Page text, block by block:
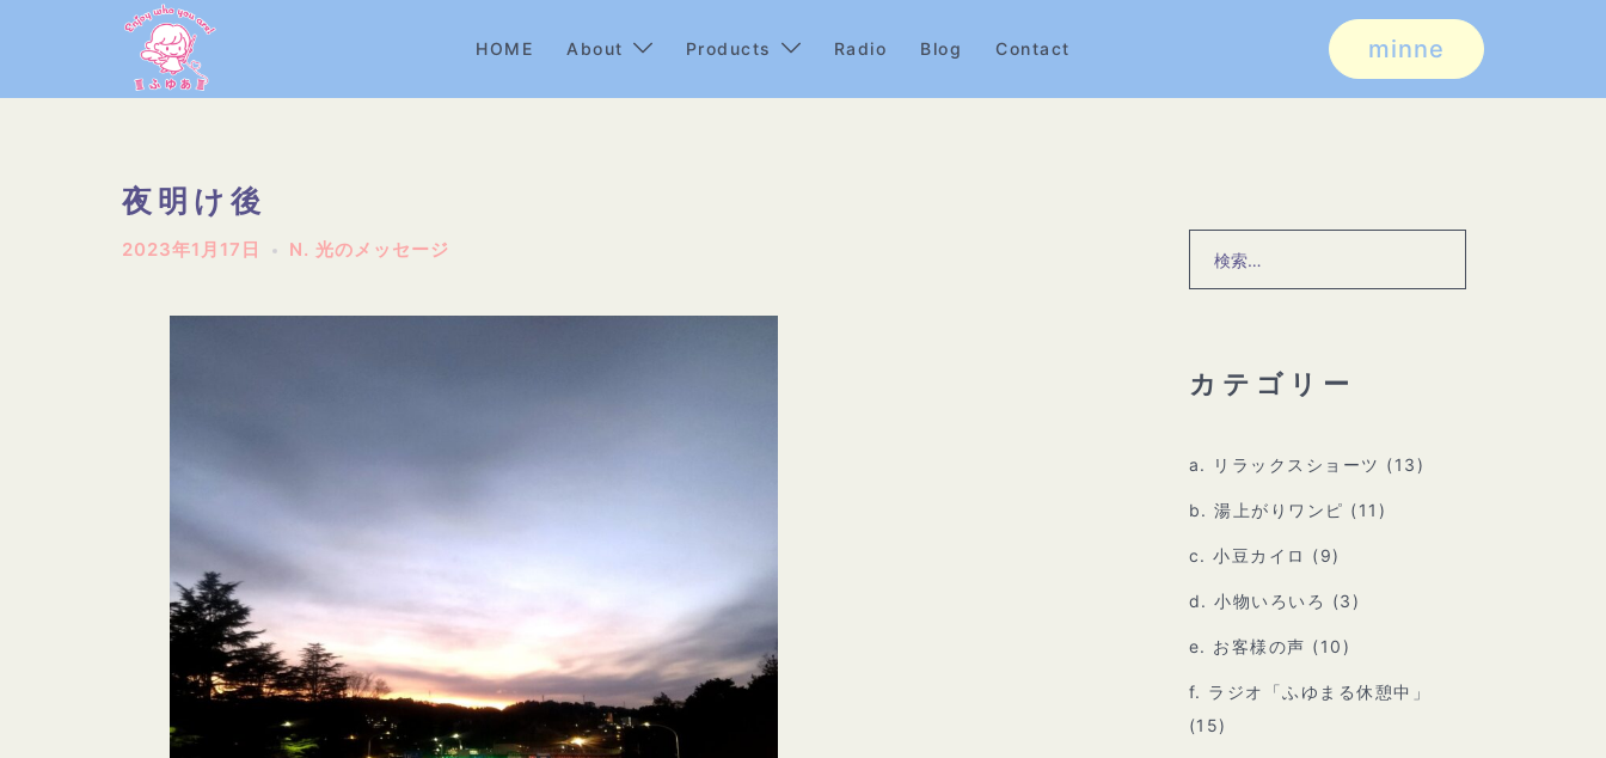
HOME About Products Radio Blog Contact minne
夜明け後
2023年1月17日 N. 光のメッセージ
カテゴリー
a. リラックスショーツ (13)
b. 湯上がりワンピ (11)
c. 小豆カイロ (9)
d. 小物いろいろ (3)
e. お客様の声 (10)
f. ラジオ「ふゆまる休憩中」
(15)